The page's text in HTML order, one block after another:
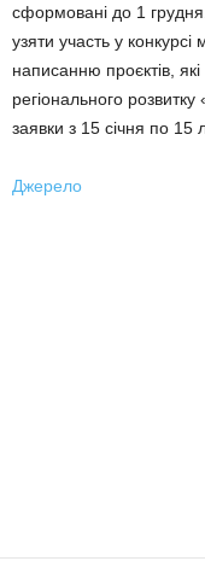
сформовані до 1
узяти участь у
написанню проєктів,
регіонального
заявки з 15 січня по 15
Джерело